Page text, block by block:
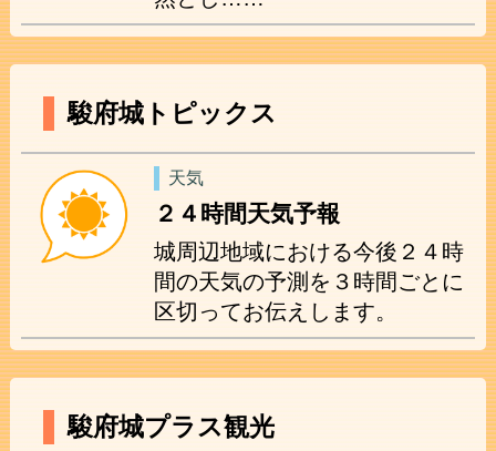
駿府城トピックス
天気
２４時間天気予報
城周辺地域における今後２４時
間の天気の予測を３時間ごとに
区切ってお伝えします。
駿府城プラス観光